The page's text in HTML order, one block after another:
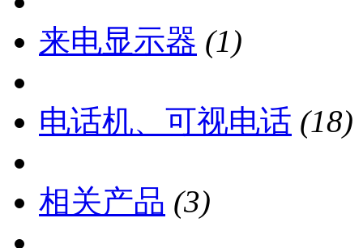
来电显示器 (1)
电话机、可视电话 (18)
相关产品 (3)